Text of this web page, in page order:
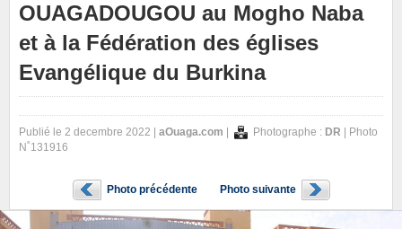
OUAGADOUGOU au Mogho Naba
et à la Fédération des églises
Evangélique du Burkina
Publié le 2 decembre 2022 | aOuaga.com Photographe : DR | Photo
N˚131916
Photo précédente Photo suivante